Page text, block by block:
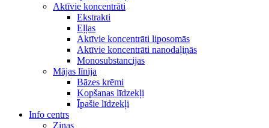
Aktīvie koncentrāti
Ekstrakti
Eļļas
Aktīvie koncentrāti liposomās
Aktīvie koncentrāti nanodaļiņās
Monosubstancijas
Mājas līnija
Bāzes krēmi
Kopšanas līdzekļi
Īpašie līdzekļi
Info centrs
Ziņas